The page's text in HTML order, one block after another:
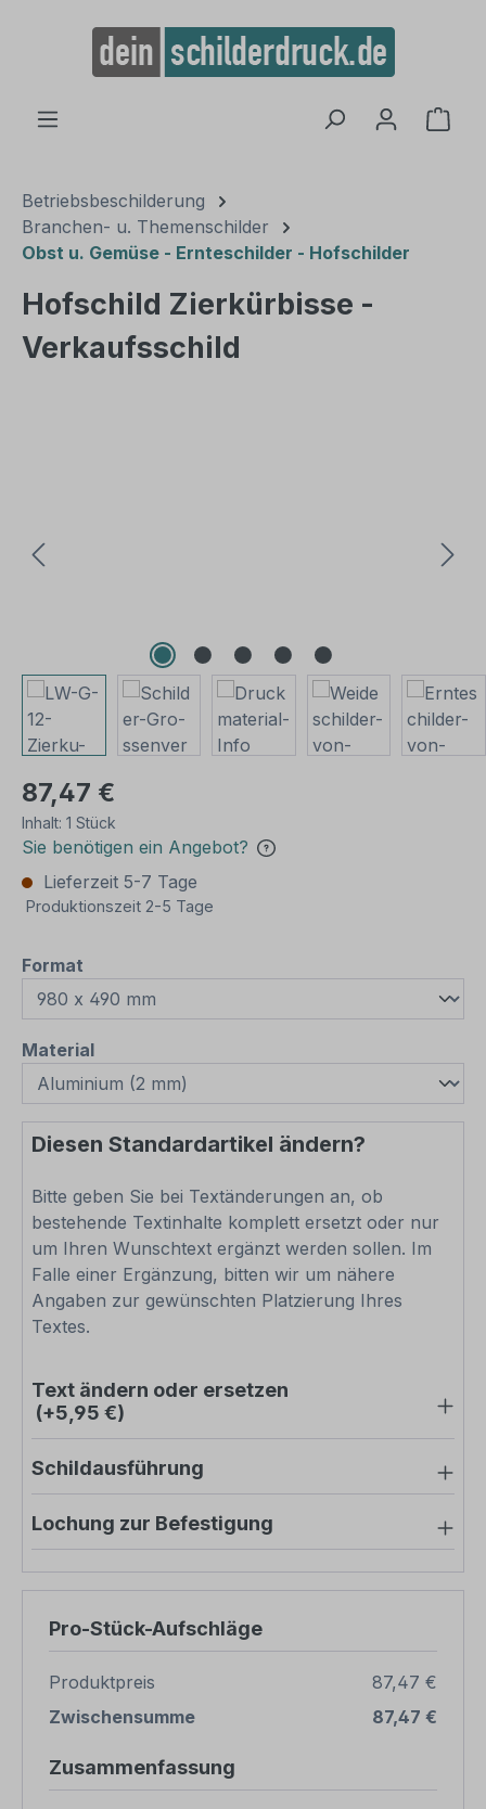
springen
Betriebsbeschilderung
Branchen- u. Themenschilder
Obst u. Gemüse - Ernteschilder - Hofschilder
Hofschild Zierkürbisse -
Verkaufsschild
87,47 €
Inhalt: 1 Stück
Sie benötigen ein Angebot?
Lieferzeit 5-7 Tage
Produktionszeit 2-5 Tage
Format
Materialauswählen
Diesen Standardartikel ändern?
Bitte geben Sie bei Textänderungen an, ob
bestehende Textinhalte komplett ersetzt oder nur
um Ihren Wunschtext ergänzt werden sollen. Im
Falle einer Ergänzung, bitten wir um nähere
Angaben zur gewünschten Platzierung Ihres
Textes.
Text ändern oder ersetzen
(+5,95 €)
Schildausführung
Lochung zur Befestigung
Pro-Stück-Aufschläge
Produktpreis
87,47 €
Zwischensumme
87,47 €
Zusammenfassung